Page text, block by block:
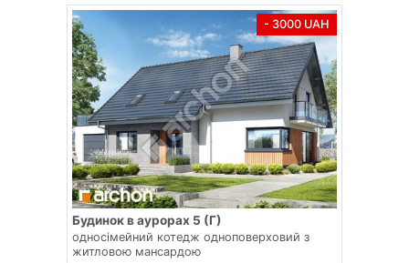
- 3000 UAH
Будинок в аурорах 5 (Г)
односімейний котедж одноповерховий з
житловою мансардою